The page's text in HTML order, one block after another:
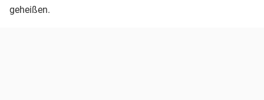
geheißen.